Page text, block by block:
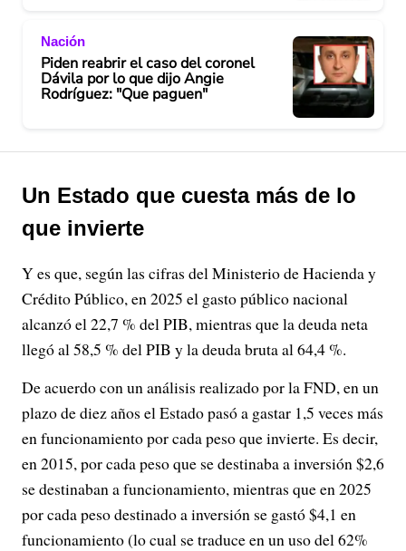
Nación
Piden reabrir el caso del coronel
Dávila por lo que dijo Angie
Rodríguez: "Que paguen"
Un Estado que cuesta más de lo
que invierte
Y es que, según las cifras del Ministerio de Hacienda y
Crédito Público, en 2025 el gasto público nacional
alcanzó el 22,7 % del PIB, mientras que la deuda neta
llegó al 58,5 % del PIB y la deuda bruta al 64,4 %.
De acuerdo con un análisis realizado por la FND, en un
plazo de diez años el Estado pasó a gastar 1,5 veces más
en funcionamiento por cada peso que invierte. Es decir,
en 2015, por cada peso que se destinaba a inversión $2,6
se destinaban a funcionamiento, mientras que en 2025
por cada peso destinado a inversión se gastó $4,1 en
funcionamiento (lo cual se traduce en un uso del 62%